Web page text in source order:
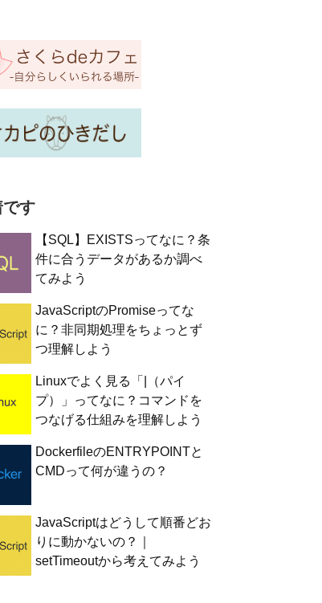
です
【SQL】EXISTSってなに？条
件に合うデータがあるか調べ
てみよう
JavaScriptのPromiseってな
に？非同期処理をちょっとず
つ理解しよう
Linuxでよく見る「|（パイ
プ）」ってなに？コマンドを
つなげる仕組みを理解しよう
DockerfileのENTRYPOINTと
CMDって何が違うの？
JavaScriptはどうして順番どお
りに動かないの？｜
setTimeoutから考えてみよう